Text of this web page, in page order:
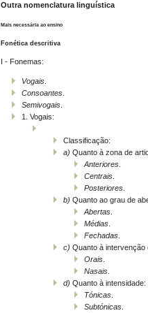
Outra nomenclatura linguística
Mais necessária ao ensino
Fonética descritiva
I - Fonemas:
Vogais
Consoantes
Semivogais
1. Vogais:
Classificação:
a) Quanto à zona de
Anteriores
Centrais
Posteriores
b) Quanto ao grau de
Abertas
Médias
Fechadas
c) Quanto à intervenção
Orais
Nasais
d) Quanto à intensidade:
Tónicas
Subtónicas